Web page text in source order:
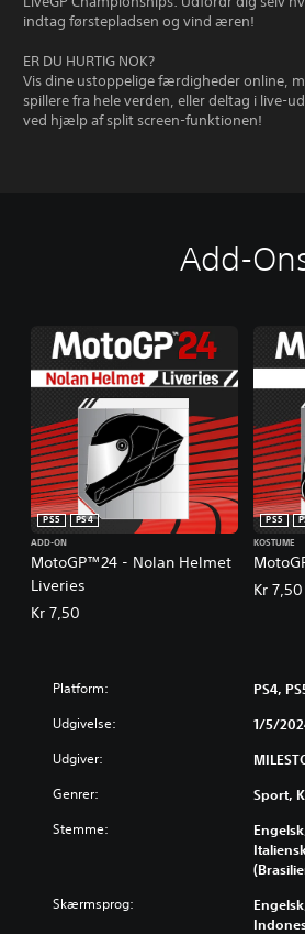
indtag førstepladsen og vind æren!
ER DU HURTIG NOK?
Vis dine ustoppelige færdigheder online,
spillere fra hele verden, eller deltag i live-
ved hjælp af split screen-funktionen!
Add-
MotoGP™24 - Nolan Helmet
Liveries
PS5
PS4
ADD-ON
Kr 7,50
PS5
KOSTUME
Kr 7,50
Platform: PS4,
Udgivelse: 1/5/
Udgiver:
Genrer: Sport,
Stemme:
Skærmsprog: